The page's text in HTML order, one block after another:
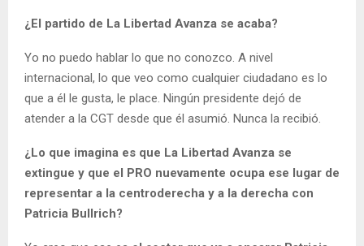
¿El partido de La Libertad Avanza se acaba?
Yo no puedo hablar lo que no conozco. A nivel
internacional, lo que veo como cualquier ciudadano es lo
que a él le gusta, le place. Ningún presidente dejó de
atender a la CGT desde que él asumió. Nunca la recibió.
¿Lo que imagina es que La Libertad Avanza se
extingue y que el PRO nuevamente ocupa ese lugar de
representar a la centroderecha y a la derecha con
Patricia Bullrich?